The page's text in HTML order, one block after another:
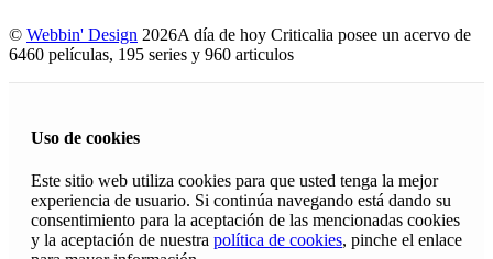
© Webbin' Design 2026A día de hoy Criticalia posee un acervo de
6460 películas, 195 series y 960 articulos
Uso de cookies
Este sitio web utiliza cookies para que usted tenga la mejor
experiencia de usuario. Si continúa navegando está dando su
consentimiento para la aceptación de las mencionadas cookies
y la aceptación de nuestra política de cookies, pinche el enlace